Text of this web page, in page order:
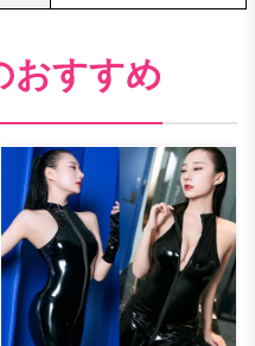
おすすめ